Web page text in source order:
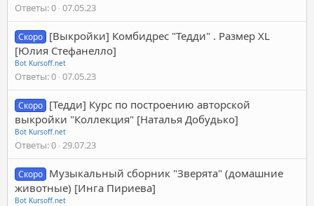
Ответы 0 07.05.23
Скоро [Выкройки] Комбидрес "Тедди" . Размер XL
[Юлия Стефанелло]
Bot Kursoff.net
Ответы 0 07.05.23
Скоро [Тедди] Курс по построению авторской
выкройки "Коллекция" [Наталья Добудько]
Bot Kursoff.net
Ответы 0 29.07.23
Скоро Музыкальный сборник "Зверята" (домашние
животные) [Инга Пириева]
Bot Kursoff.net